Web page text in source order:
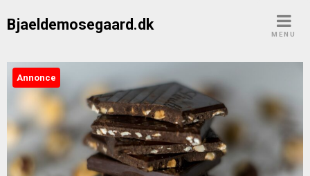
Bjaeldemosegaard.dk
MENU
Annonce